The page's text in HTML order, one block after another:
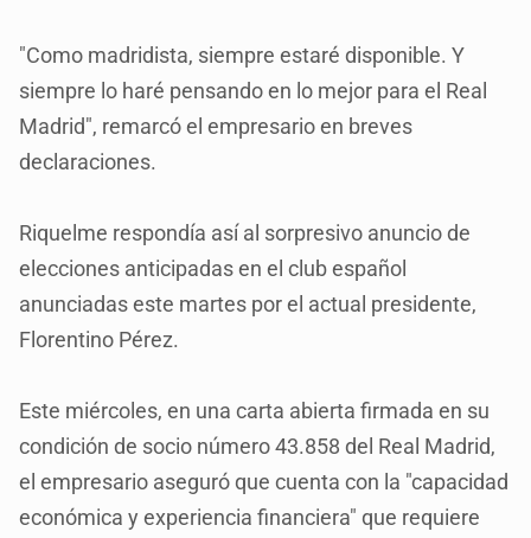
"Como madridista, siempre estaré disponible. Y
siempre lo haré pensando en lo mejor para el Real
Madrid", remarcó el empresario en breves
declaraciones.
Riquelme respondía así al sorpresivo anuncio de
elecciones anticipadas en el club español
anunciadas este martes por el actual presidente,
Florentino Pérez.
Este miércoles, en una carta abierta firmada en su
condición de socio número 43.858 del Real Madrid,
el empresario aseguró que cuenta con la "capacidad
económica y experiencia financiera" que requiere